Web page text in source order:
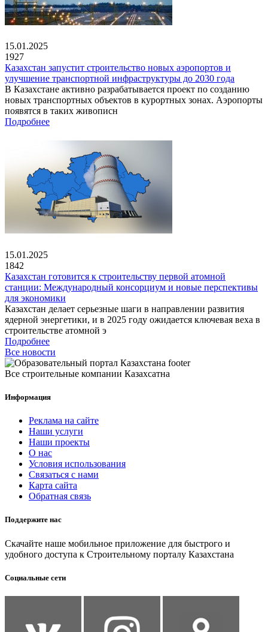
15.01.2025
1927
Казахстан запустит строительство новых аэропортов и
улучшение транспортной инфраструктуры до 2030 года
В Казахстане активно разрабатывается проект по созданию
новых транспортных объектов в курортных зонах. Аэропорты
появятся в таких живописн
Подробнее
15.01.2025
1842
Казахстан готовится к строительству первой атомной
станции: Международный консорциум и новые перспективы
для экономики
Казахстан делает серьезные шаги в направлении развития
ядерной энергетики, и в 2025 году ожидается ключевая веха в
строительстве атомной э
Подробнее
Все новости
Все строительные компании Казахсатна
Информация
Реклама на сайте
Наши услуги
Наши проекты
О нас
Условия использования
Связаться с нами
Карта сайта
Обратная связь
Поддержите нас
Скачайте наше мобильное приложение для быстрого и
удобного доступа к Строительному порталу Казахстана
Социальные сети